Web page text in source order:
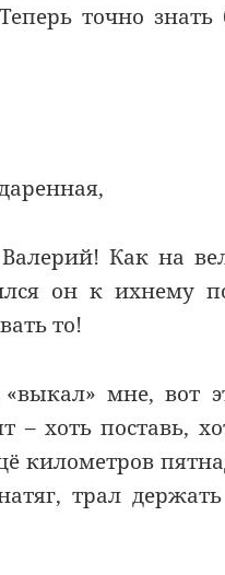
точно
Как на
он к ихнему
то!
мне, вот
– хоть поставь,
километров
трал